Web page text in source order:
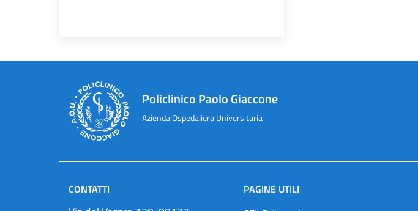
Policlinico Paolo Giaccone
Azienda Ospedaliera Universitaria
CONTATTI
PAGINE UTILI